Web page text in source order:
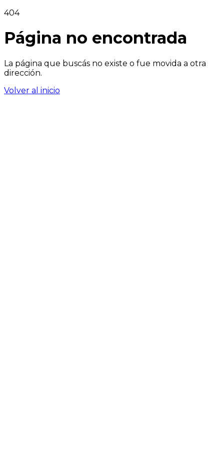
404
Página no encontrada
La página que buscás no existe o fue movida a otra
dirección.
Volver al inicio